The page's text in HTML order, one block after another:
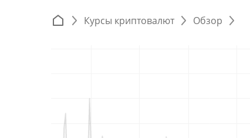
Курсы криптовалют Обзор